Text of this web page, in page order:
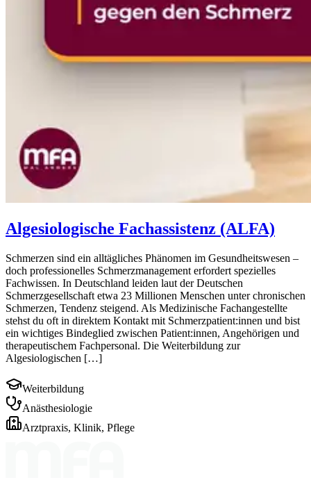
Algesiologische Fachassistenz (ALFA)
Schmerzen sind ein alltägliches Phänomen im Gesundheitswesen –
doch professionelles Schmerzmanagement erfordert spezielles
Fachwissen. In Deutschland leiden laut der Deutschen
Schmerzgesellschaft etwa 23 Millionen Menschen unter chronischen
Schmerzen, Tendenz steigend. Als Medizinische Fachangestellte
stehst du oft in direktem Kontakt mit Schmerzpatient:innen und bist
ein wichtiges Bindeglied zwischen Patient:innen, Angehörigen und
therapeutischem Fachpersonal. Die Weiterbildung zur
Algesiologischen […]
Weiterbildung
Anästhesiologie
Arztpraxis, Klinik, Pflege